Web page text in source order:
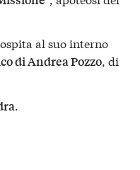
al suo interno
di Andrea Pozzo, di
.